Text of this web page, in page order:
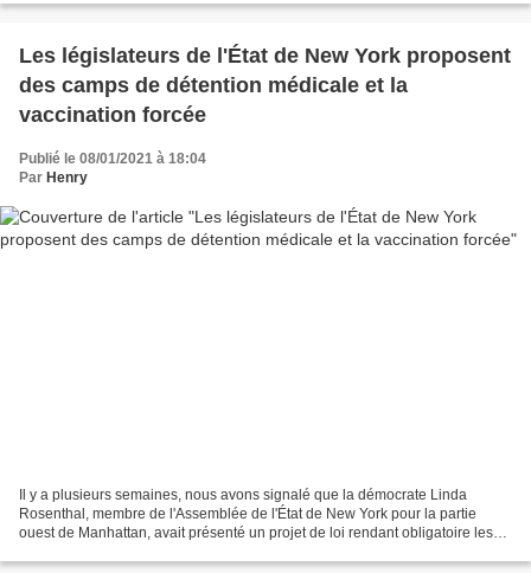
Les législateurs de l'État de New York proposent
des camps de détention médicale et la
vaccination forcée
Publié le 08/01/2021 à 18:04
Par Henry
Il y a plusieurs semaines, nous avons signalé que la démocrate Linda
Rosenthal, membre de l'Assemblée de l'État de New York pour la partie
ouest de Manhattan, avait présenté un projet de loi rendant obligatoire les